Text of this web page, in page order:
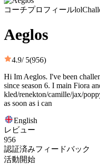
コーチプロフィールlol
Aeglos
4.9/ 5(956)
Hi Im Aeglos. I've been
since season 6. I main Fiora
kled/renekton/camille/jax/
as soon as i can
English
レビュー
956
認証済みフィードバック
活動開始